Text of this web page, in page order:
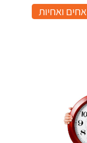
אחים ואחיות